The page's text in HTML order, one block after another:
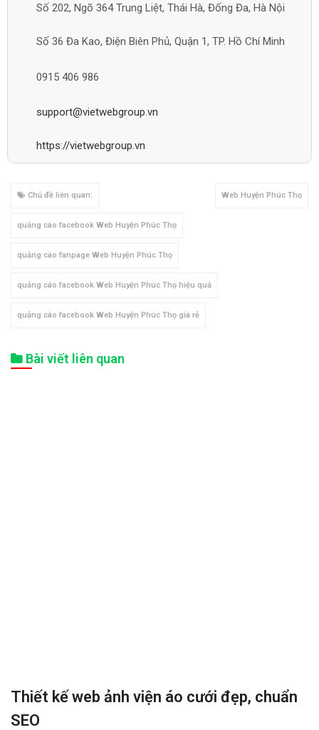
Số 202, Ngõ 364 Trung Liệt, Thái Hà, Đống Đa, Hà Nội
Số 36 Đa Kao, Điện Biên Phủ, Quận 1, TP. Hồ Chí Minh
0915 406 986
support@vietwebgroup.vn
https://vietwebgroup.vn
Chủ đề liên quan: Web Huyện Phúc Thọ
quảng cáo facebook Web Huyện Phúc Thọ
quảng cáo fanpage Web Huyện Phúc Thọ
quảng cáo facebook Web Huyện Phúc Thọ hiệu quả
quảng cáo facebook Web Huyện Phúc Thọ giá rẻ
Bài viết liên quan
Thiết kế web ảnh viện áo cưới đẹp, chuẩn
SEO